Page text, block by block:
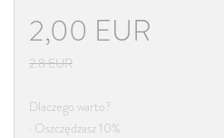
2,00 EUR
2.8EUR
Dlaczego warto?
· Oszczędzasz 10%